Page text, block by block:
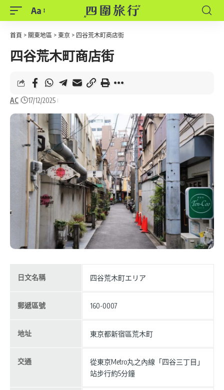
Font
Resizer
Aa
首頁 > 關東地區 > 東京 > 四谷荒木町商店街
四谷荒木町商店街
AC 17/12/2025
日文名稱 四谷荒木町エリア
郵遞區號 160-0007
地址 東京都新宿區荒木町
交通
從東京Metro丸之內線「四谷三丁目」
站步行約5分鐘